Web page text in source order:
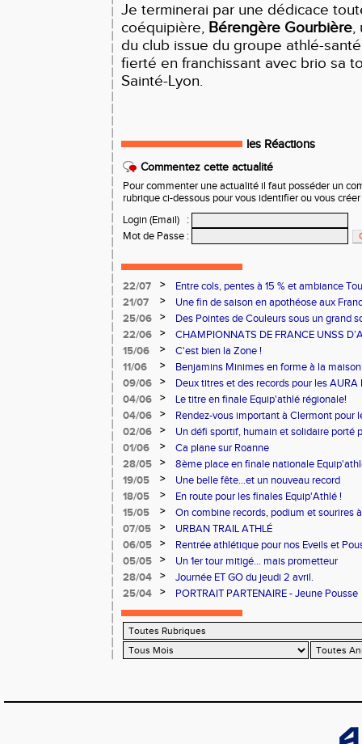
Je terminerai par une dédicace
coéquipière, Bérengère Gourbière,
du club issue du groupe athlé-
fierté en franchissant avec brio sa
Sainté-Lyon.
les Réactions
Commentez cette actualité
Pour commenter une actualité il faut posséder un
rubrique ci-dessous pour vous identifier ou vous
Login (Email)
:
Mot de Passe :
22/07 >
Entre cols, pentes à 15 % et ambiance
ont relevé le défi !
21/07 >
Une fin de saison en apothéose aux
25/06
>
Des Pointes de Couleurs sous un grand
22/06
>
CHAMPIONNATS DE FRANCE UNSS
15/06
>
C'est bien la Zone !
11/06
>
Benjamins Minimes en forme à la
09/06
>
Deux titres et des records pour les
04/06
>
Le titre en finale Equip'athlé régionale!
04/06
>
Rendez-vous important à Clermont pour
02/06
>
Un défi sportif, humain et solidaire porté
du Cœur.
01/06 >
Ca plane sur Roanne
28/05
>
8ème place en finale nationale
19/05
>
Une belle fête...et un nouveau record
18/05
>
En route pour les finales Equip'Athlé !
15/05
>
On combine records, podium et sourires
07/05
>
URBAN TRAIL ATHLÉ
06/05
>
Rentrée athlétique pour nos Eveils et
05/05
>
Un 1er tour mitigé... mais prometteur
28/04
>
Journée ET GO du jeudi 2 avril.
25/04
> PORTRAIT PARTENAIRE - Jeune Pousse